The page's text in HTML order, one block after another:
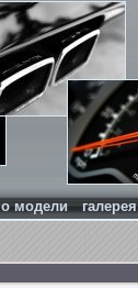
о модели галерея